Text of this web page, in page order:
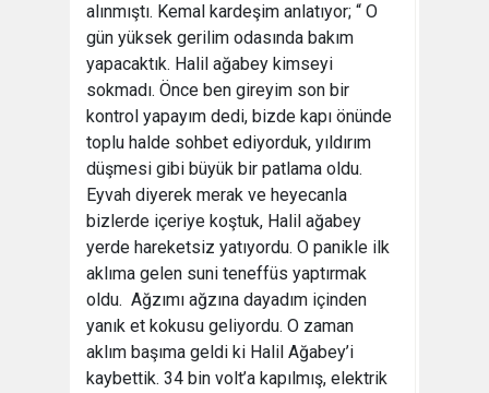
alınmıştı. Kemal kardeşim anlatıyor; “ O
gün yüksek gerilim odasında bakım
yapacaktık. Halil ağabey kimseyi
sokmadı. Önce ben gireyim son bir
kontrol yapayım dedi, bizde kapı önünde
toplu halde sohbet ediyorduk, yıldırım
düşmesi gibi büyük bir patlama oldu.
Eyvah diyerek merak ve heyecanla
bizlerde içeriye koştuk, Halil ağabey
yerde hareketsiz yatıyordu. O panikle ilk
aklıma gelen suni teneffüs yaptırmak
oldu. Ağzımı ağzına dayadım içinden
yanık et kokusu geliyordu. O zaman
aklım başıma geldi ki Halil Ağabey’i
kaybettik. 34 bin volt’a kapılmış, elektrik